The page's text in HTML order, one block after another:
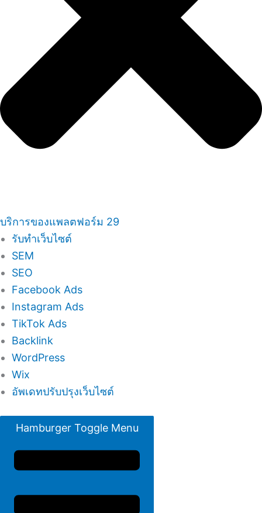
บริการของแพลตฟอร์ม 29
รับทำเว็บไซต์
SEM
SEO
Facebook Ads
Instagram Ads
TikTok Ads
Backlink
WordPress
Wix
อัพเดทปรับปรุงเว็บไซต์
Hamburger Toggle Menu